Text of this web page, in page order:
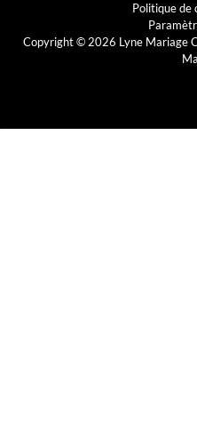
Politique de
Copyright © 2026 Lyne Mariage